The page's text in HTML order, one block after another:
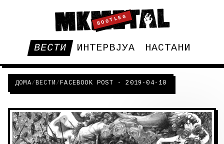
BOOTLEG
ВЕСТИ ИНТЕРВЈУА НАСТАНИ
ДОМА/ВЕСТИ /FACEBOOK POST - 2019-04-10